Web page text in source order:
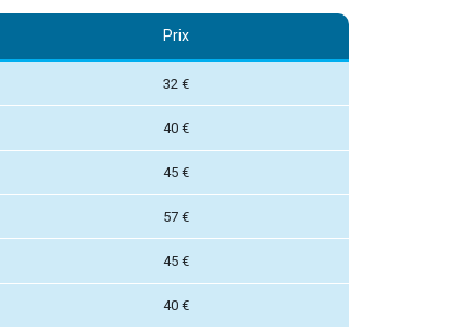
Prix
32 €
40 €
45 €
57 €
45 €
40 €